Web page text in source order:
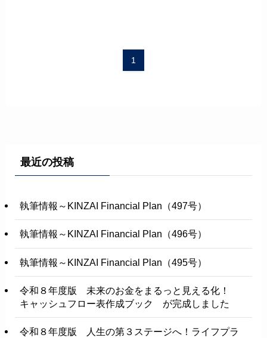
1
最近の投稿
執筆情報～KINZAI Financial Plan（497号）
執筆情報～KINZAI Financial Plan（496号）
執筆情報～KINZAI Financial Plan（495号）
令和８年度版 未来のお金をまるっと見える化！
キャッシュフロー表作成ブック が完成しました
令和８年度版 人生の第３ステージへ！ライフプラ